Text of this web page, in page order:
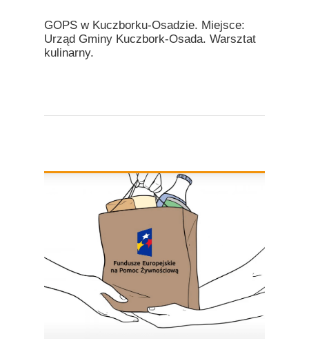
GOPS w Kuczborku-Osadzie. Miejsce:
Urząd Gminy Kuczbork-Osada. Warsztat
kulinarny.